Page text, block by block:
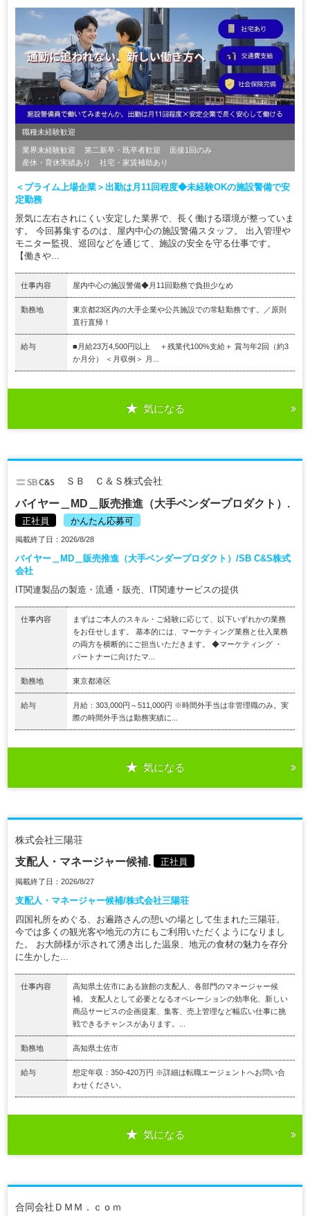
職種未経験歓迎
業界未経験歓迎 第二新卒・既卒者歓迎
面接1回のみ
産休・育休実績あり
社宅・家賃補助あり
＜プライム上場企業＞出勤は月11回程度◆未経験OKの施設警備で安
定勤務
景気に左右されにくい安定した業界で、長く働ける環境が整っていま
す。 今回募集するのは、屋内中心の施設警備スタッフ。 出入管理や
モニター監視、巡回などを通じて、施設の安全を守る仕事です。
【働きや...
仕事内容 屋内中心の施設警備◆月11回勤務で負担少なめ
勤務地
東京都23区内の大手企業や公共施設での常駐勤務です。／原則
直行直帰！
給与
■月給23万4,500円以上 ＋残業代100%支給＋ 賞与年2回（約3
か月分） ＜月収例＞ 月...
気になる
ＳＢ Ｃ＆Ｓ株式会社
バイヤー＿MD＿販売推進（大手ベンダープロダクト）.
正社員 かんたん応募可
掲載終了日：2026/8/28
バイヤー＿MD＿販売推進（大手ベンダープロダクト）/SB C&S株式
会社
IT関連製品の製造・流通・販売、IT関連サービスの提供
仕事内容
まずはご本人のスキル・ご経験に応じて、以下いずれかの業務
をお任せします。 基本的には、マーケティング業務と仕入業務
の両方を横断的にご担当いただきます。 ◆マーケティング ・
パートナーに向けたマ...
勤務地 東京都港区
給与
月給：303,000円～511,000円 ※時間外手当は非管理職のみ。実
際の時間外手当は勤務実績に...
気になる
株式会社三陽荘
支配人・マネージャー候補. 正社員
掲載終了日：2026/8/27
支配人・マネージャー候補/株式会社三陽荘
四国礼所をめぐる、お遍路さんの憩いの場として生まれた三陽荘。
今では多くの観光客や地元の方にもご利用いただくようになりまし
た。 お大師様が示されて湧き出した温泉、地元の食材の魅力を存分
に生かした...
仕事内容
高知県土佐市にある旅館の支配人、各部門のマネージャー候
補。 支配人として必要となるオペレーションの効率化、新しい
商品サービスの企画提案、集客、売上管理など幅広い仕事に挑
戦できるチャンスがあります。...
勤務地 高知県土佐市
給与
想定年収：350-420万円 ※詳細は転職エージェントへお問い合
わせください。
気になる
合同会社ＤＭＭ．ｃｏｍ